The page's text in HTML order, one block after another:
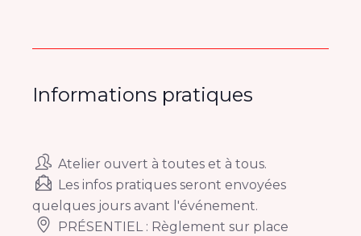
Informations pratiques
Atelier ouvert à toutes et à tous.
Les infos pratiques seront envoyées
quelques jours avant l′événement.
PRÉSENTIEL : Règlement sur place